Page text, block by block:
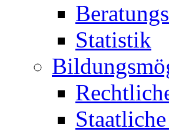
Statistik